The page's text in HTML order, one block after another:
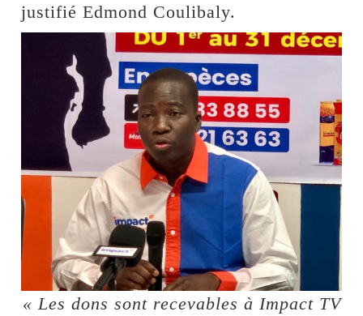
justifié Edmond Coulibaly.
« Les dons sont recevables à Impact TV